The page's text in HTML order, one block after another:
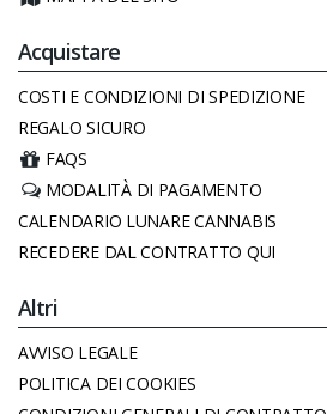
Acquistare
COSTI E CONDIZIONI DI SPEDIZIONE
REGALO SICURO
FAQS
MODALITÀ DI PAGAMENTO
CALENDARIO LUNARE CANNABIS
RECEDERE DAL CONTRATTO QUI
Altri
AVVISO LEGALE
POLITICA DEI COOKIES